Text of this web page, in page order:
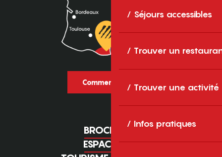
Séjours accessibles
Trouver un
Trouver une activité
Infos pratiques
Comment venir ?
BROCHURES
ESPACE PRO